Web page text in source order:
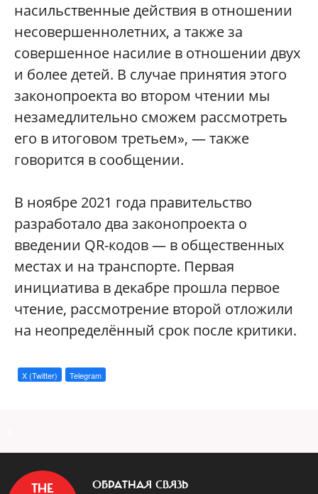
насильственные действия в отношении
несовершеннолетних, а также за
совершенное насилие в отношении двух
и более детей. В случае принятия этого
законопроекта во втором чтении мы
незамедлительно сможем рассмотреть
его в итоговом третьем», — также
говорится в сообщении.
В ноябре 2021 года правительство
разработало два законопроекта о
введении QR-кодов — в общественных
местах и на транспорте. Первая
инициатива в декабре прошла первое
чтение, рассмотрение второй отложили
на неопределённый срок после критики.
X (Twitter) Telegram
ОБРАТНАЯ СВЯЗЬ